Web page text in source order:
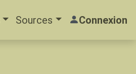
Sources Connexion